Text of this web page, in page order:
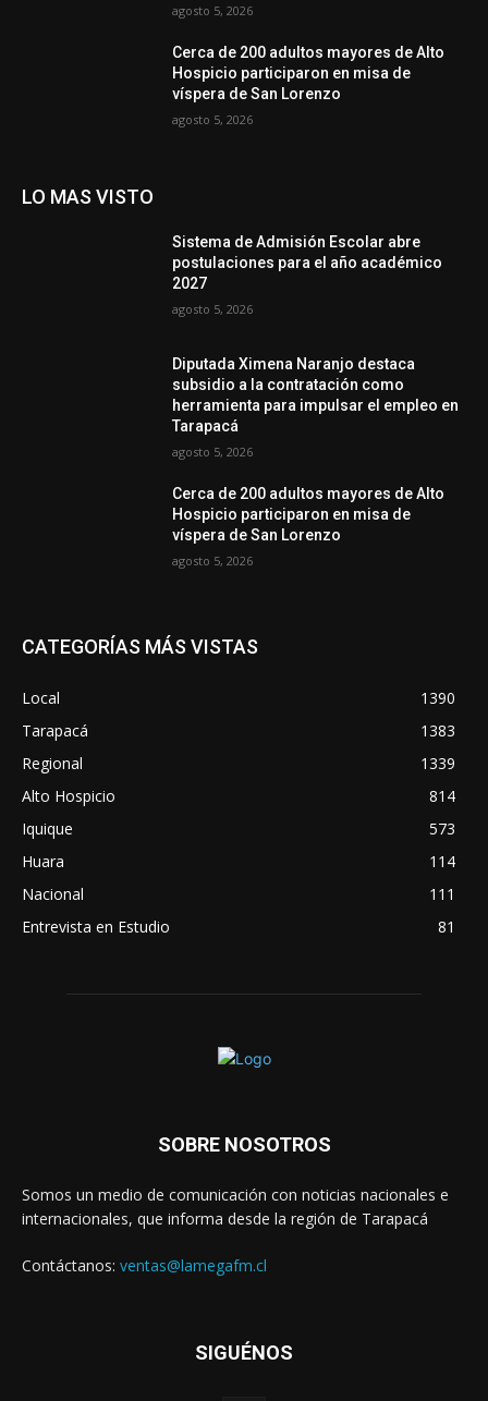
agosto 5, 2026
Cerca de 200 adultos mayores de Alto
Hospicio participaron en misa de
víspera de San Lorenzo
agosto 5, 2026
LO MAS VISTO
Sistema de Admisión Escolar abre
postulaciones para el año académico
2027
agosto 5, 2026
Diputada Ximena Naranjo destaca
subsidio a la contratación como
herramienta para impulsar el empleo en
Tarapacá
agosto 5, 2026
Cerca de 200 adultos mayores de Alto
Hospicio participaron en misa de
víspera de San Lorenzo
agosto 5, 2026
CATEGORÍAS MÁS VISTAS
Local
1390
Tarapacá
1383
Regional
1339
Alto Hospicio
814
Iquique
573
Huara
114
Nacional
111
Entrevista en Estudio
81
SOBRE NOSOTROS
Somos un medio de comunicación con noticias nacionales e
internacionales, que informa desde la región de Tarapacá
Contáctanos: ventas@lamegafm.cl
SIGUÉNOS